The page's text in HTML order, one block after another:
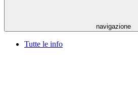
navigazione
Tutte le info